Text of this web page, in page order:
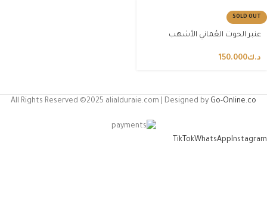
SOLD OUT
عنبر الحوت العُماني الأشهب
د.ك150.000
All Rights Reserved ©2025 alialduraie.com | Designed by Go-Online.co
Instagram
WhatsApp
TikTok